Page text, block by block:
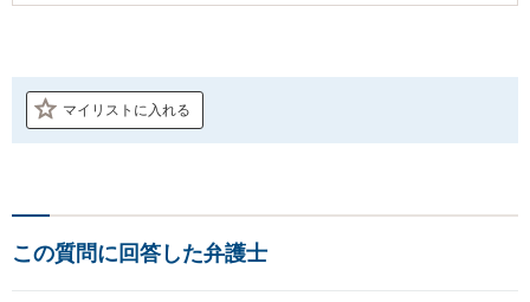
マイリストに入れる
この質問に回答した弁護士